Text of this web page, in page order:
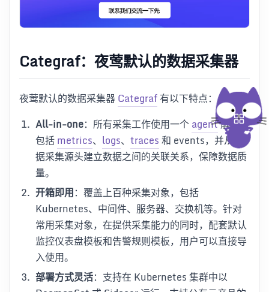
Categraf：夜莺默认的数据采集器
夜莺默认的数据采集器Categraf有以下特点：
All-in-one：所有采集工作使用一个agent解决，
包括metrics、 logs、 traces和 events，并从数
据采集源头建立数据之间的关联关系，保障数据质
量。
开箱即用：覆盖上百种采集对象，包括
Kubernetes、中间件、服务器、交换机等。针对
常用采集对象，在提供采集能力的同时，配套默认
监控仪表盘模板和告警规则模板，用户可以直接导
入使用。
部署方式灵活：支持在 Kubernetes 集群中以